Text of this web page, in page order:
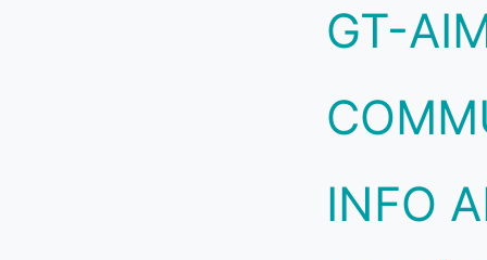
GT-
INFO